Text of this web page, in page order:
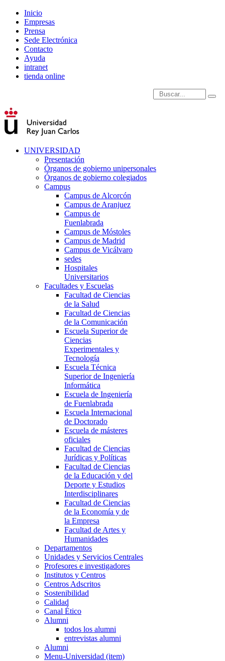
Inicio
Empresas
Prensa
Sede Electrónica
Contacto
Ayuda
intranet
tienda online
Introduce términos de
UNIVERSIDAD
Presentación
Órganos de gobierno unipersonales
Órganos de gobierno colegiados
Campus
Campus de Alcorcón
Campus de Aranjuez
Campus de
Fuenlabrada
Campus de Móstoles
Campus de Madrid
Campus de Vicálvaro
sedes
Hospitales
Universitarios
Facultades y Escuelas
Facultad de Ciencias
de la Salud
Facultad de Ciencias
de la Comunicación
Escuela Superior de
Ciencias
Experimentales y
Tecnología
Escuela Técnica
Superior de Ingeniería
Informática
Escuela de Ingeniería
de Fuenlabrada
Escuela Internacional
de Doctorado
Escuela de másteres
oficiales
Facultad de Ciencias
Jurídicas y Políticas
Facultad de Ciencias
de la Educación y del
Deporte y Estudios
Interdisciplinares
Facultad de Ciencias
de la Economía y de
la Empresa
Facultad de Artes y
Humanidades
Departamentos
Unidades y Servicios Centrales
Profesores e investigadores
Institutos y Centros
Centros Adscritos
Sostenibilidad
Calidad
Canal Ético
Alumni
todos los alumni
entrevistas alumni
Alumni
Menu-Universidad (item)